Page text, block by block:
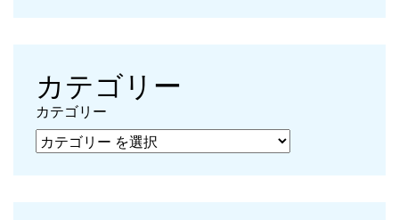
カテゴリー
カテゴリー